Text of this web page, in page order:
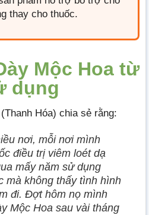
thay cho thuốc.
Mộc Hoa từ
dụng
Hóa) chia sẻ rằng:
nơi, mỗi nơi mình
điều trị viêm loét dạ
mấy năm sử dụng
mà không thấy tình hình
đi. Đợt hôm nọ mình
Mộc Hoa sau vài tháng